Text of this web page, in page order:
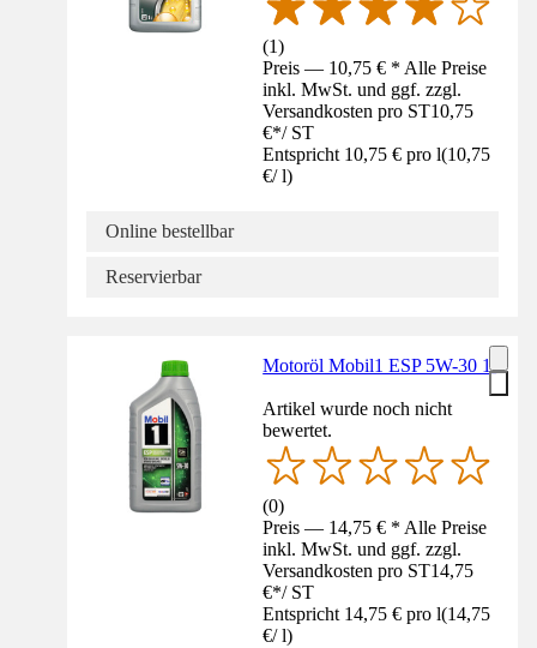
(1)
Preis — 10,75 € * Alle Preise
inkl. MwSt. und ggf. zzgl.
Versandkosten pro ST10,75
€*/ ST
Entspricht 10,75 € pro l(10,75
€/ l)
Online bestellbar
Reservierbar
Motoröl Mobil1 ESP 5W-30 1l
Artikel wurde noch nicht
bewertet.
(0)
Preis — 14,75 € * Alle Preise
inkl. MwSt. und ggf. zzgl.
Versandkosten pro ST14,75
€*/ ST
Entspricht 14,75 € pro l(14,75
€/ l)